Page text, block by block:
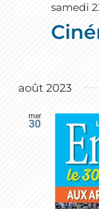
samedi
août 2023
mer
30